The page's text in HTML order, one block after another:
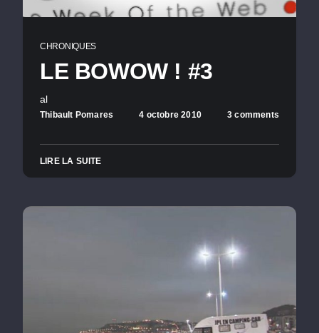
CHRONIQUES
LE BOWOW ! #3
al
Thibault Pomares 4 octobre 2010 3 comments
LIRE LA SUITE